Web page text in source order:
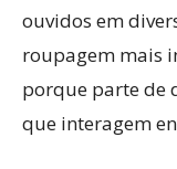
ouvidos em
roupagem mais
porque parte de
que interagem